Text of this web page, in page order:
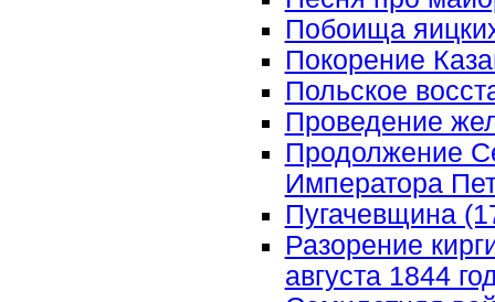
Побоища
Покорение
Польское
Проведение
Продолжение
Императора
Пугачевщина
Разорение
августа 1844